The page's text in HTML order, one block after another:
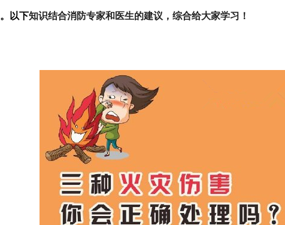
。以下知识结合消防专家和医生的建议，综合给大家学习！